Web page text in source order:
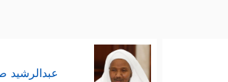
عبدالرشيد